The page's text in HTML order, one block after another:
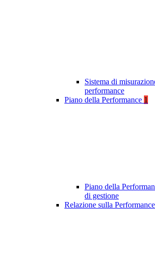
Sistema di
performance
Piano della Performance 1
Piano della
di gestione
Relazione sulla Performance